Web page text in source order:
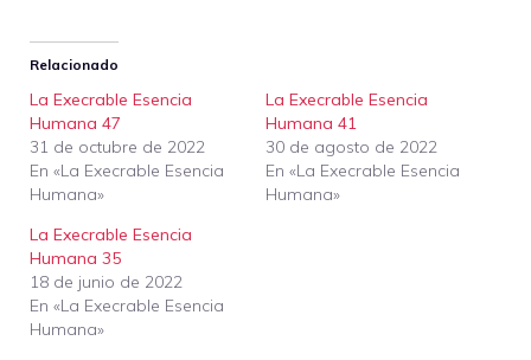
Relacionado
La Execrable Esencia
Humana 47
31 de octubre de 2022
En «La Execrable Esencia
Humana»
La Execrable Esencia
Humana 41
30 de agosto de 2022
En «La Execrable Esencia
Humana»
La Execrable Esencia
Humana 35
18 de junio de 2022
En «La Execrable Esencia
Humana»